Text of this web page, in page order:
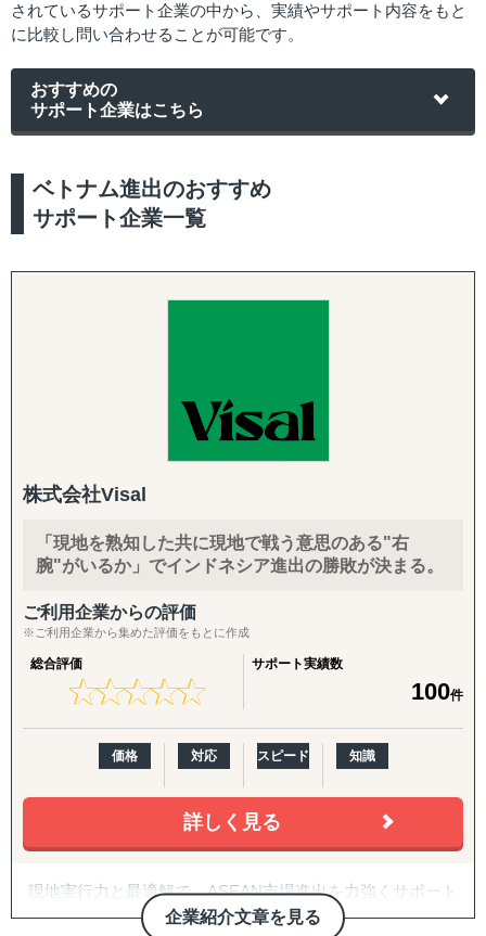
されているサポート企業の中から、実績やサポート内容をもと
に比較し問い合わせることが可能です。
おすすめの
サポート企業はこちら
ベトナム進出のおすすめ
サポート企業一覧
株式会社Visal
「現地を熟知した共に現地で戦う意思のある"右
腕"がいるか」でインドネシア進出の勝敗が決まる。
ご利用企業からの評価
※ご利用企業から集めた評価をもとに作成
総合評価
★★★★★
★★★★★
サポート実績数
100件
価格 対応 スピード 知識
詳しく見る
企業紹介文章を見る
現地実行力と最適解で、ASEAN市場進出を力強くサポート
する。